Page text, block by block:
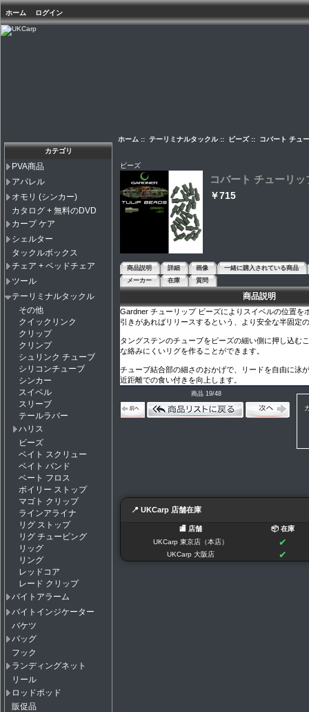
ホーム ログイン
カテゴリ
PVA商品
アパレル
オモリ (シンカー)
カタログ + 無料のDVD
カープ ケア
シェルター
タックルボックス
チェア + ベッドチェア
ツール
テーリミナルタックル
その他
クイックリンク
クリップ
クリンプ
シュリンク チューブ
シリコンチューブ
シンカー
スイベル
スリーブ
テールラバー
ハリス
ビーズ
ベイト スクリュー
ベイト バンド
ベート フロス
ボイリー ストップ
マゴト クリップ
ラインアライナ
リグ ストップ
リグ チュービング
リッグ
リング
レッドコア
レード クリップ
バイトアラーム
バイトインジケーター
バケツ
バッグ
フック
ランディングネット
リール
ロッドポッド
販促品
ホーム :: テーリミナルタックル:: ビーズ:: コバート チュ
ビーズ
コバート チューリ
￥715
商品説明 詳細 画像
一緒に購入されている商品
メーカー
在庫 質問
商品説明
Gardner チューリップ ビーズによりスイベルの位置を
引きがあればリリースするという、より安全な半固定
タングステンのチューブをビーズの細い側に押し込む
な絡みにくいリグを作ることができます。
チューブ結合部の細さのおかげで、リードを自由に泳
近距離での食い付きを向上します。
商品 19/48
📍 UKCarp 店舗在庫
🏬 店舗
📦 在庫
UKCarp 東京店（本店）
✔
UKCarp 大阪店 ✔